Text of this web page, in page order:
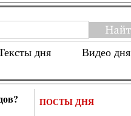
дня Видео дня
ПОСТЫ ДНЯ